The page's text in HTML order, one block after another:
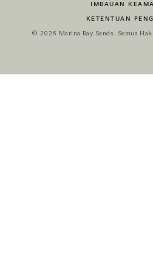
IMBAUAN
KETENTUAN
© 2026 Marina Bay Sands. Semua